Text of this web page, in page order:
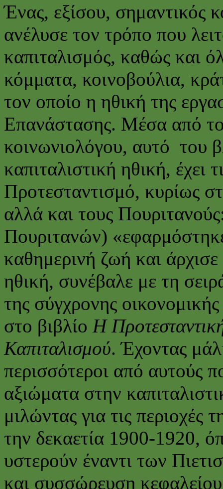
Ένας, εξίσου, σημαντικός
ανέλυσε τον τρόπο που
καπιταλισμός, καθώς και
κόμματα, κοινοβούλια,
τον οποίο η ηθική της
Επανάστασης. Μέσα από
κοινωνιολόγου, αυτό του
καπιταλιστική ηθική, έχει
Προτεσταντισμό, κυρίως
αλλά και τους
Πουριτανών)
καθημερινή ζωή και
ηθική, συνέβαλε με τη
της σύγχρονης
στο βιβλίο Η
Καπιταλισμού. Έχοντας
περισσότεροι από αυτούς
αξιώματα στην
μιλώντας για τις περιοχές
την δεκαετία 1900-1920,
υστερούν έναντι των
και συσσώρευση